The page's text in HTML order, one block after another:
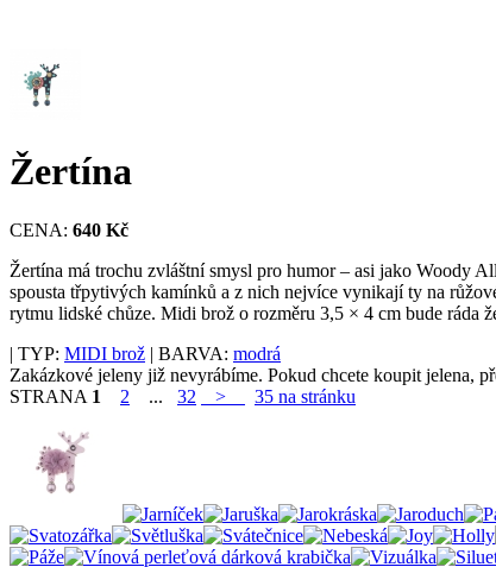
Žertína
CENA: 640 Kč
Žertína má trochu zvláštní smysl pro humor – asi jako Woody
spousta třpytivých kamínků a z nich nejvíce vynikají ty na
rytmu lidské chůze. Midi brož o rozměru 3,5 × 4 cm bude ráda
| TYP: MIDI brož | BARVA: modrá
Zakázkové jeleny již nevyrábíme. Pokud chcete koupit jelena,
STRANA 1 2 ... 32 > 35 na stránku